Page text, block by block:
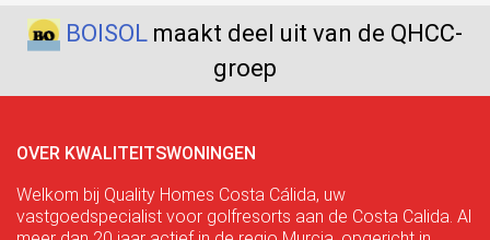
BOISOL maakt deel uit van de QHCC-
groep
OVER KWALITEITSWONINGEN
Welkom bij Quality Homes Costa Cálida, uw
vastgoedspecialist voor golfresorts aan de Costa Calida. Al